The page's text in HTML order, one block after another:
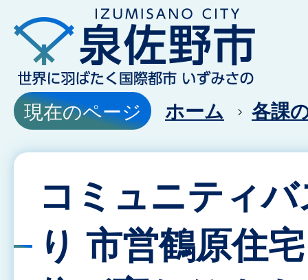
現在のページ ホーム 各課
コミュニティ
り 市営鶴原住